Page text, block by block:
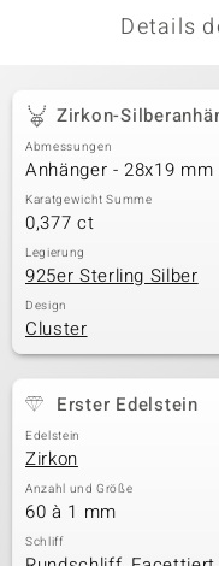
Details
Zirkon-
Abmessungen
Anhänger - 28x19 mm
Karatgewicht Summe
0,377 ct
Legierung
925er Sterling Silber
Design
Cluster
Erster Edelstein
Edelstein
Zirkon
Anzahl und Größe
60 à 1 mm
Schliff